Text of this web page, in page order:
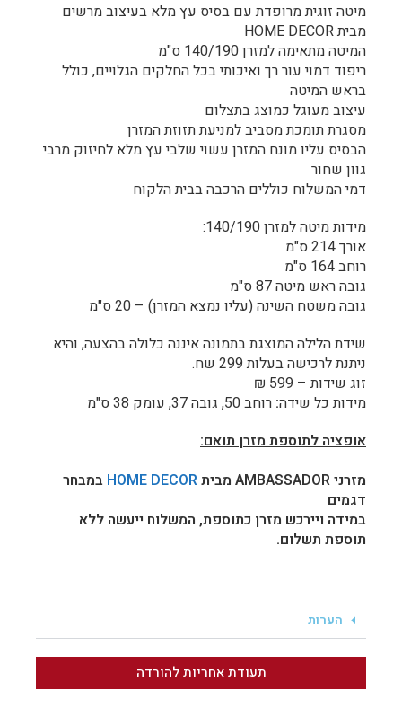
מיטה זוגית מרופדת עם בסיס עץ מלא בעיצוב מרשים
מבית HOME DECOR
המיטה מתאימה למזרן 140/190 ס"מ
ריפוד דמוי עור רך ואיכותי בכל החלקים הגלויים, כולל
בראש המיטה
עיצוב מעוגל כמוצג בתצלום
מסגרת תומכת מסביב למניעת תזוזת המזרן
הבסיס עליו מונח המזרן עשוי שלבי עץ מלא לחיזוק מרבי
גוון שחור
דמי המשלוח כוללים הרכבה בבית הלקוח
מידות מיטה למזרן 140/190:
אורך 214 ס"מ
רוחב 164 ס"מ
גובה ראש מיטה 87 ס"מ
גובה משטח השינה (עליו נמצא המזרן) – 20 ס"מ
שידת הלילה המוצגת בתמונה איננה כלולה בהצעה, והיא
ניתנת לרכישה בעלות 299 שח.
זוג שידות – 599 ₪
מידות כל שידה: רוחב 50, גובה 37, עומק 38 ס"מ
אופציה לתוספת מזרן תואם:
מזרני AMBASSADOR מבית
HOME DECOR במבחר
דגמים
במידה ויירכש מזרן כתוספת, המשלוח ייעשה ללא
תוספת תשלום.
הערות
תעודת אחריות להורדה